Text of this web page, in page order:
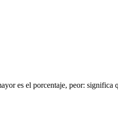
es el porcentaje, peor: significa